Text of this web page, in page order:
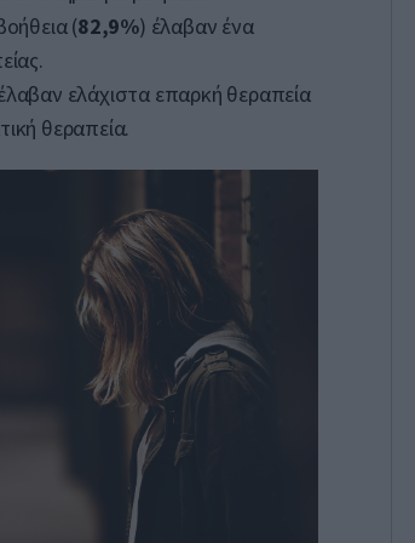
(82,9%) έλαβαν ένα
ελάχιστα επαρκή θεραπεία
θεραπεία.